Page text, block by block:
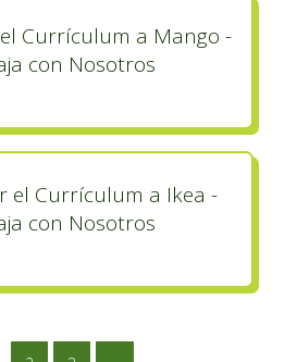
Currículum a Mango -
con Nosotros
el Currículum a Ikea -
con Nosotros